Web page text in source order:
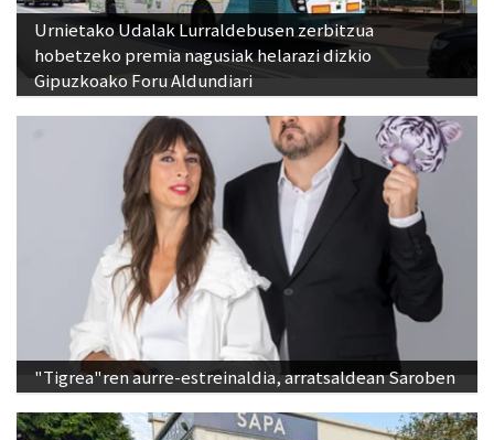
Urnietako Udalak Lurraldebusen zerbitzua
hobetzeko premia nagusiak helarazi dizkio
Gipuzkoako Foru Aldundiari
"Tigrea"ren aurre-estreinaldia, arratsaldean Saroben